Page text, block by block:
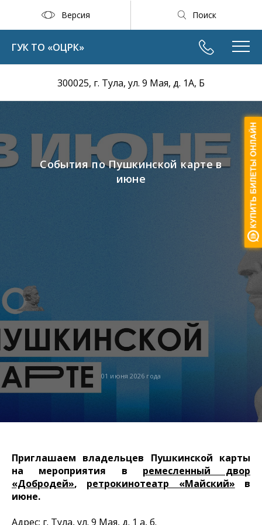
Версия Поиск
300025, г. Тула, ул. 9 Мая, д. 1А, Б
ГУК ТО «ОЦРК»
01 июня 2026 года
События по Пушкинской карте в
июне
Приглашаем владельцев Пушкинской карты
на мероприятия в ремесленный двор
«Добродей», ретрокинотеатр «Майский» в
июне.
Адрес: г. Тула, ул. 9 Мая, д. 1 а, б.